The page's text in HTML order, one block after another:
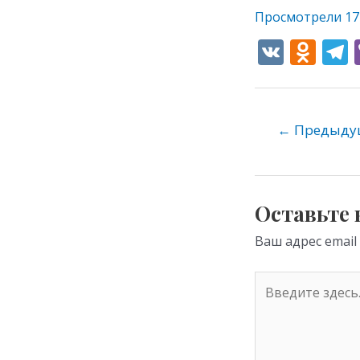
Просмотрели
V O
o
as
s
ni
ki
←
Ваш адрес email
здесь...